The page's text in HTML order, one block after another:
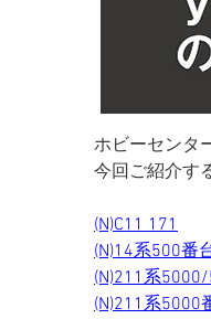
ホビーセンタ
今回ご紹介す
(N)C11 171
(N)14系500番
(N)211系
(N)211系5000